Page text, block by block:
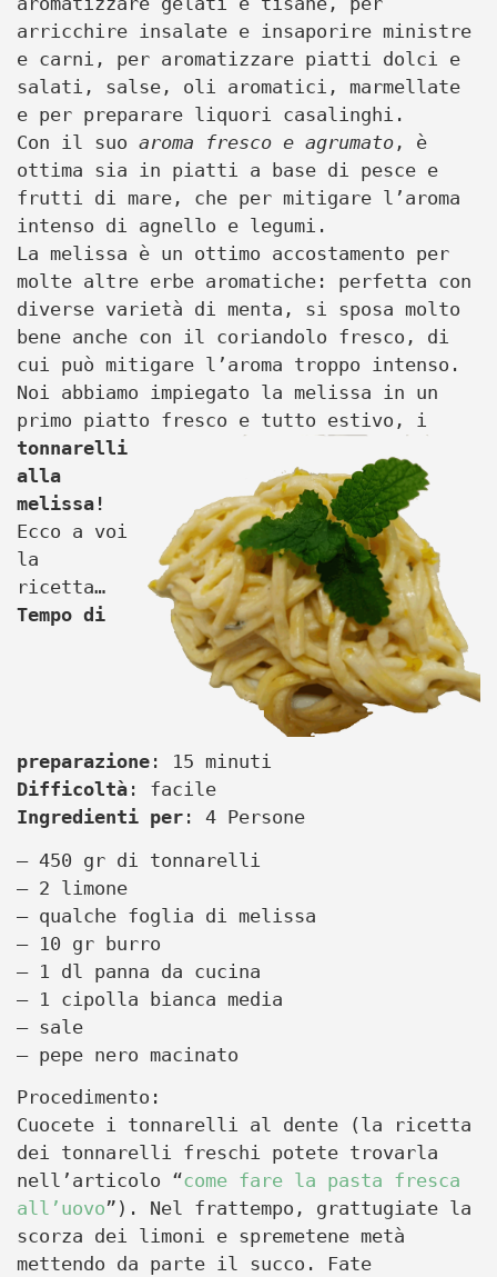
arricchire insalate e insaporire ministre
e carni, per aromatizzare piatti dolci e
salati, salse, oli aromatici, marmellate
e per preparare liquori casalinghi.
Con il suo aroma fresco e agrumato , è
ottima sia in piatti a base di pesce e
frutti di mare, che per mitigare l’aroma
intenso di agnello e legumi.
La melissa è un ottimo accostamento per
molte altre erbe aromatiche: perfetta con
diverse varietà di menta, si sposa molto
bene anche con il coriandolo fresco, di
cui può mitigare l’aroma troppo intenso.
Noi abbiamo impiegato la melissa in un
primo piatto fresco e tutto estivo, i
tonnarelli
alla
melissa!
Ecco a voi
la
ricetta…
Tempo di
preparazione : 15 minuti
Difficoltà : facile
Ingredienti per : 4 Persone
– 450 gr di tonnarelli
– 2 limone
– qualche foglia di melissa
– 10 gr burro
– 1 dl panna da cucina
– 1 cipolla bianca media
– sale
– pepe nero macinato
Procedimento:
Cuocete i tonnarelli al dente (la ricetta
dei tonnarelli freschi potete trovarla
nell’articolo “come fare la pasta fresca
all’uovo”). Nel frattempo, grattugiate la
scorza dei limoni e spremetene metà
mettendo da parte il succo. Fate